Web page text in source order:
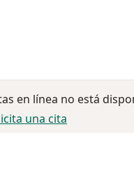
en línea no está
una cita